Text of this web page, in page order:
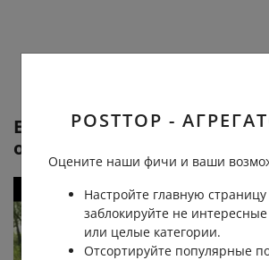
Еще отПравительство
области
POSTTOP -
Оцените наши фичи и ваши
Настройте главную
заблокируйте не
или целые категории.
Отсортируйте популярные